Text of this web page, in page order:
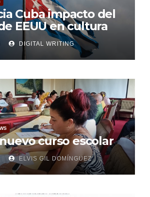
Cuba impacto del
EEUU en cultura
DIGITAL WRITING
curso escolar
ELVIS GIL DOMÍNGUEZ